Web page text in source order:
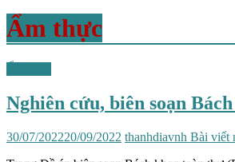
Ẩm thực
Nghiên cứu, biên soạn
30/07/202220/09/2022 thanhdiavnh Bài viết